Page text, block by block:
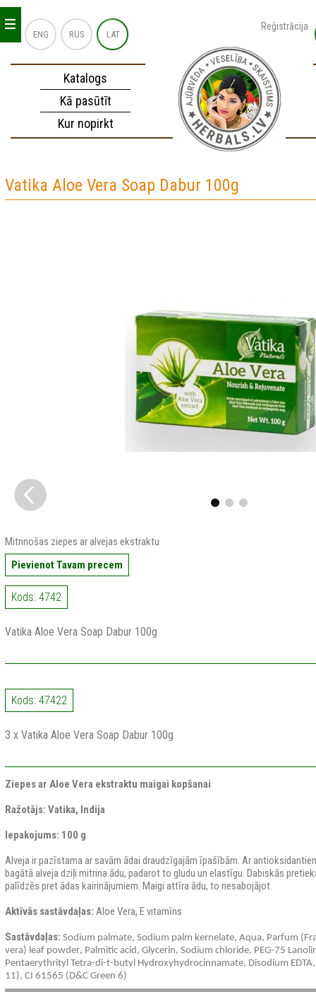
ENG RUS LAT
Reģistrācija
Katalogs
Kā pasūtīt
Kur nopirkt
_
_
_
Vatika Aloe Vera Soap Dabur 100g
Mitrinošas ziepes ar alvejas ekstraktu
Pievienot Tavam precem
Kods: 4742
Vatika Aloe Vera Soap Dabur 100g
Kods: 47422
3 x Vatika Aloe Vera Soap Dabur 100g
Ziepes ar Aloe Vera ekstraktu maigai kopšanai
Ražotājs: Vatika, Indija
Iepakojums: 100 g
Alveja ir pazīstama ar savām ādai draudzīgajām īpašībām. Ar
bagātā alveja dziļi mitrina ādu, padarot to gludu un elastīgu. Dabiskās
palīdzēs pret ādas kairinājumiem. Maigi attīra ādu, to nesabojājot.
Aktīvās sastāvdaļas: Aloe Vera, E vitamīns
Sastāvdaļas: Sodium palmate, Sodium palm kernelate, Aqua, Parfum (
vera) leaf powder, Palmitic acid, Glycerin, Sodium chloride, PEG-75
Pentaerythrityl Tetra-di-t-butyl Hydroxyhydrocinnamate, Disodium
11), CI 61565 (D&C Green 6)